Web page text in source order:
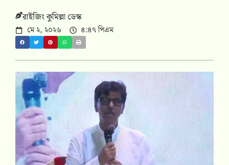
রাইজিং কুমিল্লা ডেস্ক
মে ২, ২০২৬ ৪:৪৭ পিএম